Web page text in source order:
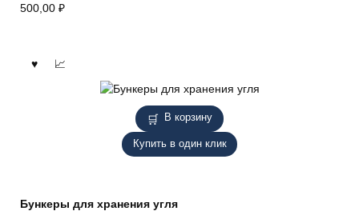
500,00 ₽
В корзину
Купить в один клик
Бункеры для хранения угля